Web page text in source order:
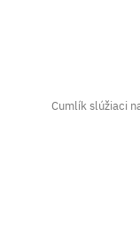
Cumlík slúžiaci